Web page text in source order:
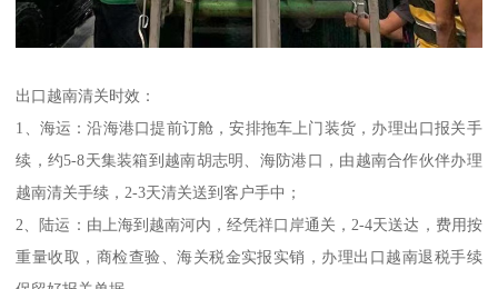
出口越南清关时效：
1、海运：沿海港口提前订舱，安排拖车上门装货，办理出口报关手
续，约5-8天集装箱到越南胡志明、海防港口，由越南合作伙伴办理
越南清关手续，2-3天清关送到客户手中；
2、陆运：由上海到越南河内，经凭祥口岸通关，2-4天送达，费用按
重量收取，商检查验、海关税金实报实销，办理出口越南退税手续